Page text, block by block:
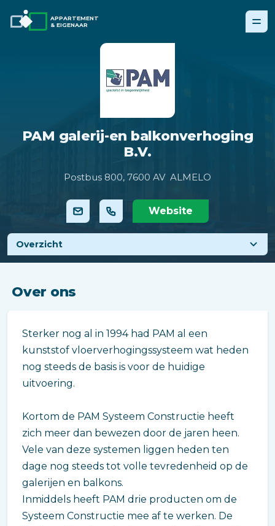
APPARTEMENT
& EIGENAAR
PAM galerij-en balkonverhoging
B.V.
Postbus 800, 7600 AV ALMELO
Website
Overzicht
Over ons
Sterker nog al in 1994 had PAM al een
kunststof vloerverhogingssysteem wat heden
nog steeds de basis is voor de huidige
uitvoering.
Kortom de PAM Systeem Constructie heeft
zich meer dan bewezen door de jaren heen.
Vele van deze systemen liggen heden ten
dage nog steeds tot volle tevredenheid op de
galerijen en balkons.
Inmiddels heeft PAM drie producten om de
Systeem Constructie mee af te werken. De